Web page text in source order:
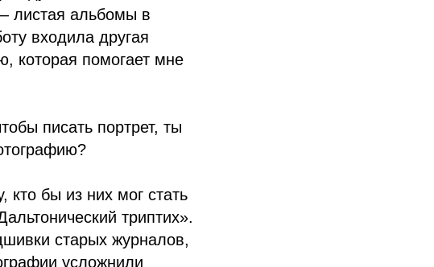
листая альбомы в
входила другая
которая помогает мне
писать портрет, ты
бы из них мог стать
триптих».
старых журналов,
усложнили